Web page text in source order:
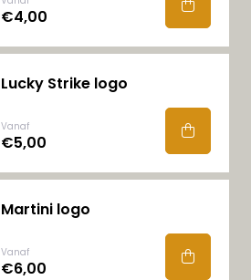
€4,00
Lucky Strike logo
Vanaf
€5,00
Martini logo
Vanaf
€6,00